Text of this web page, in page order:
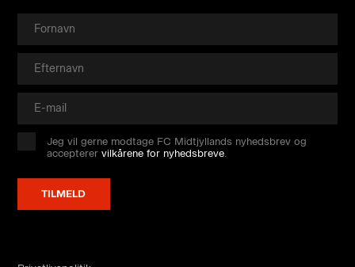
Jeg vil gerne modtage FC Midtjyllands nyhedsbrev og
accepterervilkårene for nyhedsbreve.